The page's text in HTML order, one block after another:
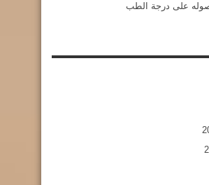
على درجة الطب